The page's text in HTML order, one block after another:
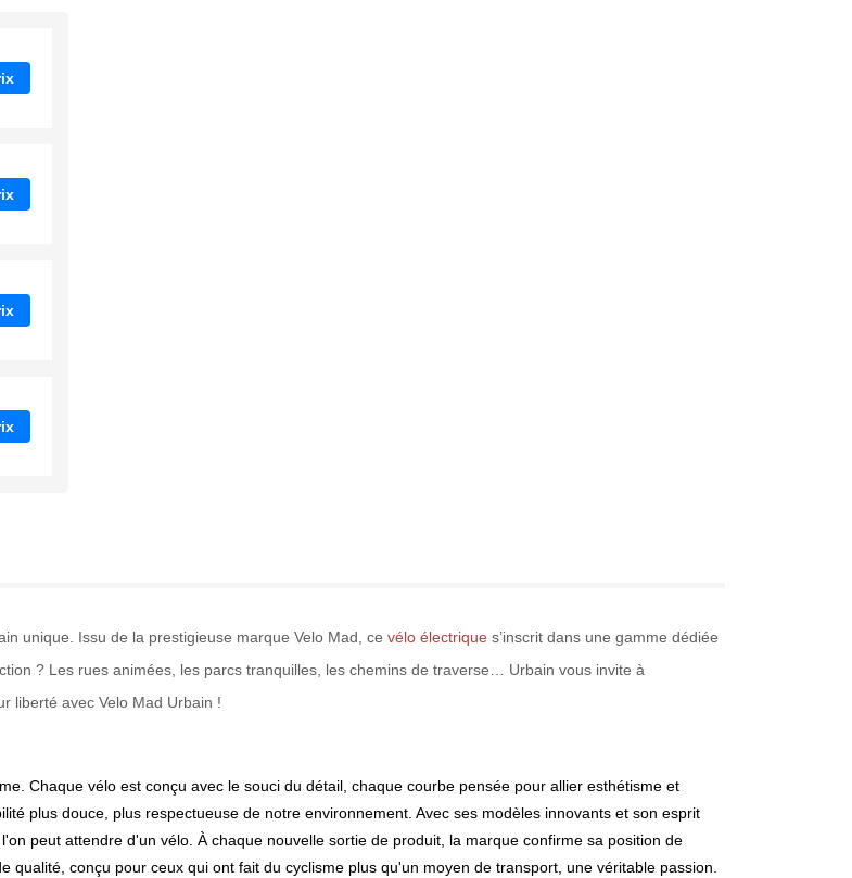
unique. Issu de la prestigieuse marque Velo Mad, ce vélo électrique s’inscrit dans une gamme dédiée
? Les rues animées, les parcs tranquilles, les chemins de traverse… Urbain vous invite à
liberté avec Velo Mad Urbain !
Chaque vélo est conçu avec le souci du détail, chaque courbe pensée pour allier esthétisme et
plus douce, plus respectueuse de notre environnement. Avec ses modèles innovants et son esprit
peut attendre d'un vélo. À chaque nouvelle sortie de produit, la marque confirme sa position de
qualité, conçu pour ceux qui ont fait du cyclisme plus qu'un moyen de transport, une véritable passion.